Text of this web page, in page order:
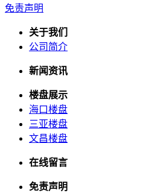
免责声明
关于我们
公司简介
新闻资讯
楼盘展示
海口楼盘
三亚楼盘
文昌楼盘
在线留言
免责声明